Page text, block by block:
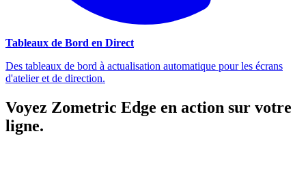
Tableaux de Bord en Direct
Des tableaux de bord à actualisation automatique pour les écrans
d'atelier et de direction.
Voyez Zometric Edge en action sur votre
ligne.